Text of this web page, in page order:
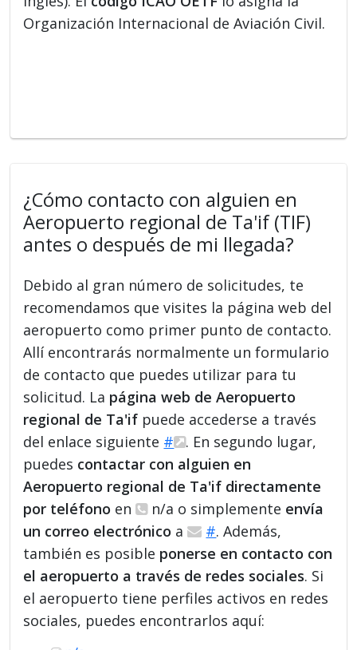
Organización Internacional de Aviación Civil.
¿Cómo contacto con alguien en
Aeropuerto regional de Ta'if (TIF)
antes o después de mi llegada?
Debido al gran número de solicitudes, te
recomendamos que visites la página web del
aeropuerto como primer punto de contacto.
Allí encontrarás normalmente un formulario
de contacto que puedes utilizar para tu
solicitud. La página web de Aeropuerto
regional de Ta'if puede accederse a través
del enlace siguiente #
. En segundo lugar,
puedes contactar con alguien en
Aeropuerto regional de Ta'if directamente
por teléfono en n/a o simplemente envía
un correo electrónico a #. Además,
también es posible ponerse en contacto con
el aeropuerto a través de redes sociales. Si
el aeropuerto tiene perfiles activos en redes
sociales, puedes encontrarlos aquí: